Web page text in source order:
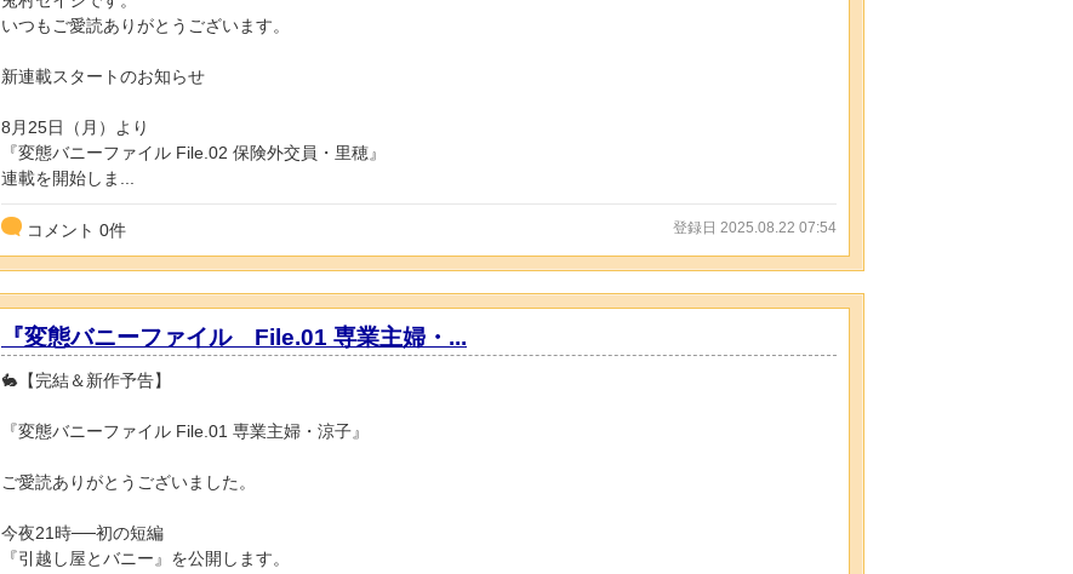
いつもご愛読ありがとうございます。
新連載スタートのお知らせ
8月25日（月）より
『変態バニーファイル File.02 保険外交員・里穂』
連載を開始しま...
コメント 0件 登録日 2025.08.22 07:54
『変態バニーファイル File.01 専業主婦・...
🐇【完結＆新作予告】
『変態バニーファイル File.01 専業主婦・涼子』
ご愛読ありがとうございました。
今夜21時──初の短編
『引越し屋とバニー』を公開します。